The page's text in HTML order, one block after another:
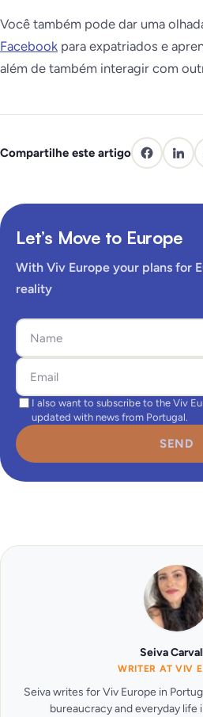
Você também pode dar uma
Facebook para expatriados e
além de também interagir com
Compartilhe este artigo
Let’s Move to Europe
With Viv Europe your plans for
reality
I also want to subscribe to the Viv
updated with news from Portugal.
SEND
Seiva
WRITER AT VIV
Seiva writes for Viv Europe in
bureaucracy and everyday life